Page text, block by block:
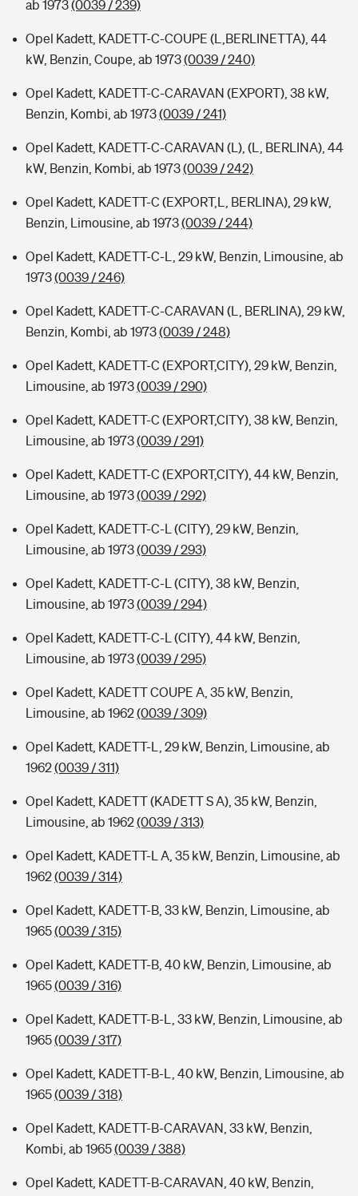
ab 1973(0039 / 239)
Opel Kadett, KADETT-C-COUPE (L,BERLINETTA), 44
kW, Benzin, Coupe, ab 1973(0039 / 240)
Opel Kadett, KADETT-C-CARAVAN (EXPORT), 38 kW,
Benzin, Kombi, ab 1973(0039 / 241)
Opel Kadett, KADETT-C-CARAVAN (L), (L, BERLINA), 44
kW, Benzin, Kombi, ab 1973(0039 / 242)
Opel Kadett, KADETT-C (EXPORT,L, BERLINA), 29 kW,
Benzin, Limousine, ab 1973(0039 / 244)
Opel Kadett, KADETT-C-L, 29 kW, Benzin, Limousine, ab
1973(0039 / 246)
Opel Kadett, KADETT-C-CARAVAN (L, BERLINA), 29 kW,
Benzin, Kombi, ab 1973(0039 / 248)
Opel Kadett, KADETT-C (EXPORT,CITY), 29 kW, Benzin,
Limousine, ab 1973(0039 / 290)
Opel Kadett, KADETT-C (EXPORT,CITY), 38 kW, Benzin,
Limousine, ab 1973(0039 / 291)
Opel Kadett, KADETT-C (EXPORT,CITY), 44 kW, Benzin,
Limousine, ab 1973(0039 / 292)
Opel Kadett, KADETT-C-L (CITY), 29 kW, Benzin,
Limousine, ab 1973(0039 / 293)
Opel Kadett, KADETT-C-L (CITY), 38 kW, Benzin,
Limousine, ab 1973(0039 / 294)
Opel Kadett, KADETT-C-L (CITY), 44 kW, Benzin,
Limousine, ab 1973(0039 / 295)
Opel Kadett, KADETT COUPE A, 35 kW, Benzin,
Limousine, ab 1962(0039 / 309)
Opel Kadett, KADETT-L, 29 kW, Benzin, Limousine, ab
1962(0039 / 311)
Opel Kadett, KADETT (KADETT S A), 35 kW, Benzin,
Limousine, ab 1962(0039 / 313)
Opel Kadett, KADETT-L A, 35 kW, Benzin, Limousine, ab
1962(0039 / 314)
Opel Kadett, KADETT-B, 33 kW, Benzin, Limousine, ab
1965(0039 / 315)
Opel Kadett, KADETT-B, 40 kW, Benzin, Limousine, ab
1965(0039 / 316)
Opel Kadett, KADETT-B-L, 33 kW, Benzin, Limousine, ab
1965(0039 / 317)
Opel Kadett, KADETT-B-L, 40 kW, Benzin, Limousine, ab
1965(0039 / 318)
Opel Kadett, KADETT-B-CARAVAN, 33 kW, Benzin,
Kombi, ab 1965(0039 / 388)
Opel Kadett, KADETT-B-CARAVAN, 40 kW, Benzin,